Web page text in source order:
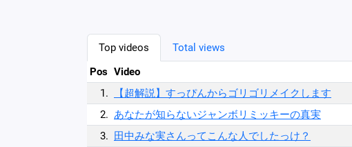
Top videos
Total views
Pos Video
1.
【超解説】すっぴんからゴリゴリメイクします
2. あなたが知らないジャンボリミッキーの真実
3. 田中みな実さんってこんな人でしたっけ？